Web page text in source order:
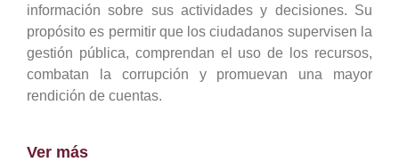
información sobre sus actividades y decisiones. Su
propósito es permitir que los ciudadanos supervisen la
gestión pública, comprendan el uso de los recursos,
combatan la corrupción y promuevan una mayor
rendición de cuentas.
Ver más